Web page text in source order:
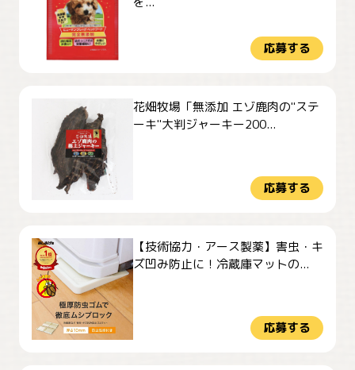
応募する
花畑牧場「無添加 エゾ鹿肉の"ステ
ーキ"大判ジャーキー200...
応募する
【技術協力・アース製薬】害虫・キ
ズ凹み防止に！冷蔵庫マットの...
応募する